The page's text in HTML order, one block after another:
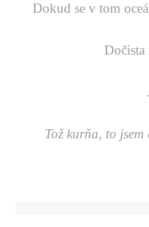
Dokud se v tom
Dočista
.
Tož kurňa, to